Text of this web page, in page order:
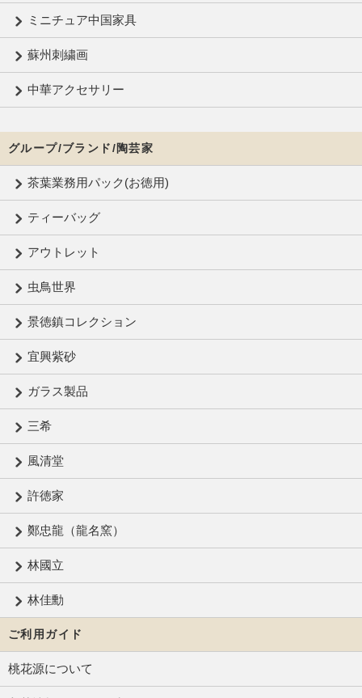
ミニチュア中国家具
蘇州刺繍画
中華アクセサリー
グループ/ブランド/陶芸家
茶葉業務用パック(お徳用)
ティーバッグ
アウトレット
虫鳥世界
景徳鎮コレクション
宜興紫砂
ガラス製品
三希
風清堂
許徳家
鄭忠龍（龍名窯）
林國立
林佳勳
ご利用ガイド
桃花源について